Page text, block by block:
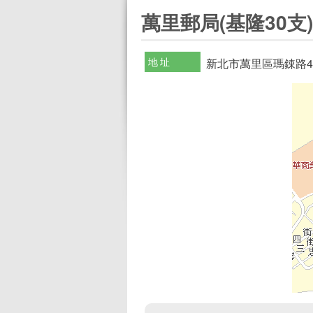
萬里郵局(基隆30支)
地址 新北市萬里區瑪鋉路